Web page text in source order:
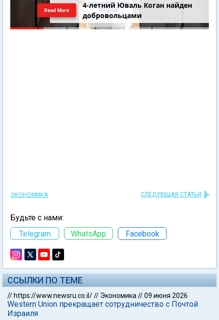
4-летний Юваль Коган найден
добровольцами
Read More
ЭКОНОМИКА СЛЕДУЮЩАЯ СТАТЬЯ
Будьте с нами:
Telegram
WhatsApp Facebook
ССЫЛКИ ПО ТЕМЕ
// https://www.newsru.co.il/// Экономика //09 июня 2026
Western Union прекращает сотрудничество с Почтой
Израиля